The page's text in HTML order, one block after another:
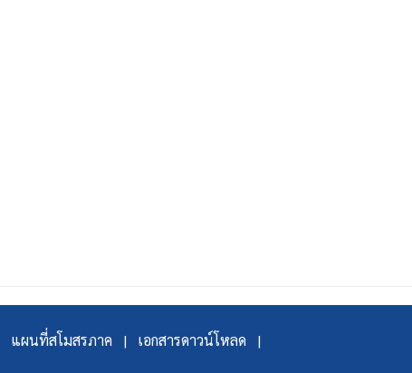
แผนที่สโมสรภาค |
เอกสารดาวน์โหลด |